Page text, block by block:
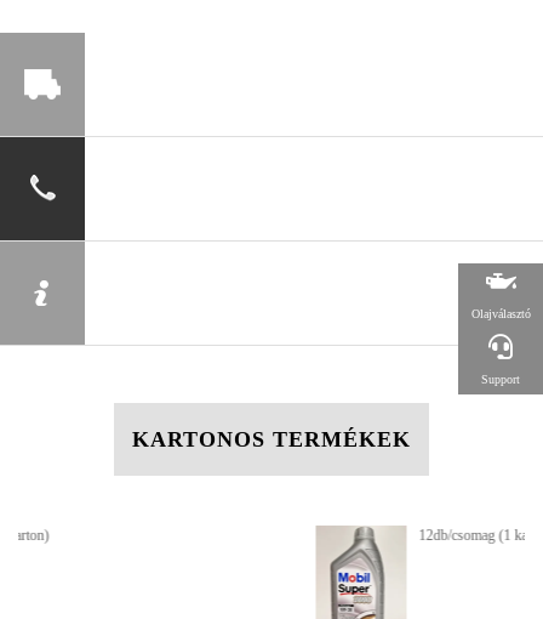
KARTONOS TERMÉKEK
Olajválasztó
Support